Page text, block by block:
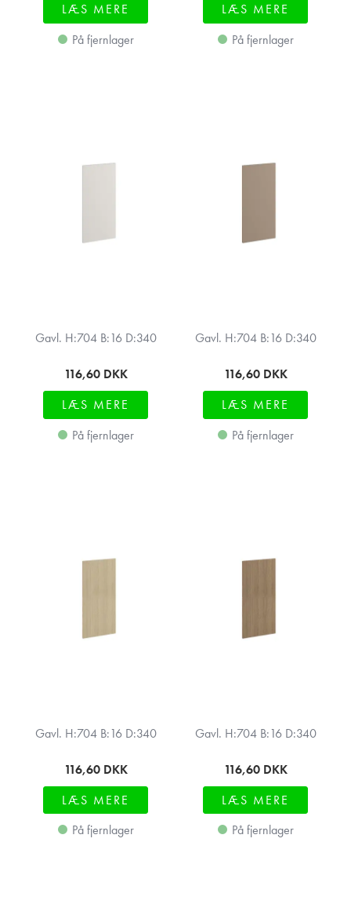
LÆS MERE
På fjernlager
LÆS MERE
På fjernlager
Gavl. H:704 B:16 D:340
116,60 DKK
LÆS MERE
På fjernlager
Gavl. H:704 B:16 D:340
116,60 DKK
LÆS MERE
På fjernlager
Gavl. H:704 B:16 D:340
116,60 DKK
LÆS MERE
På fjernlager
Gavl. H:704 B:16 D:340
116,60 DKK
LÆS MERE
På fjernlager